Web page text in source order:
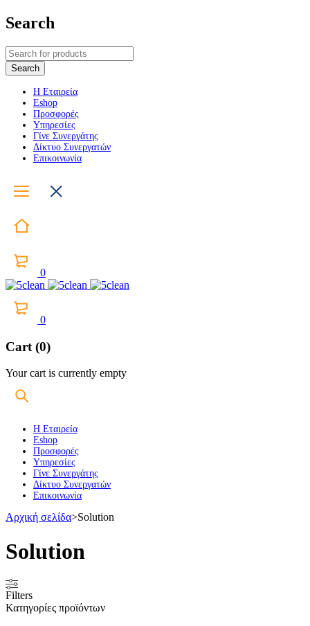
Search
Η Εταιρεία
Eshop
Προσφορές
Υπηρεσίες
Γίνε Συνεργάτης
Δίκτυο Συνεργατών
Επικοινωνία
0
0
Cart (0)
Your cart is currently empty
Η Εταιρεία
Eshop
Προσφορές
Υπηρεσίες
Γίνε Συνεργάτης
Δίκτυο Συνεργατών
Επικοινωνία
Αρχική σελίδα>Solution
Solution
Filters
Κατηγορίες προϊόντων